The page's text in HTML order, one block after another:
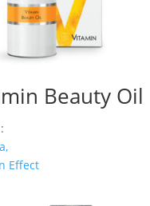
Beauty Oil
Effect